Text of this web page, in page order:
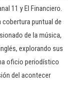
11 y El Financiero.
puntual de
de la música,
explorando sus
oficio periodístico
del acontecer